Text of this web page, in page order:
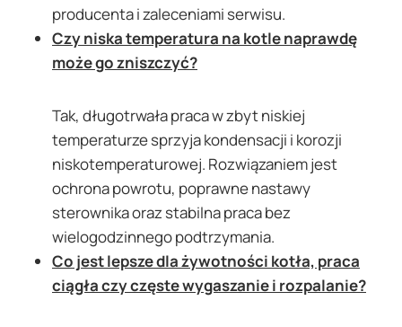
producenta i zaleceniami serwisu.
Czy niska temperatura na kotle naprawdę
może go zniszczyć?
Tak, długotrwała praca w zbyt niskiej
temperaturze sprzyja kondensacji i korozji
niskotemperaturowej. Rozwiązaniem jest
ochrona powrotu, poprawne nastawy
sterownika oraz stabilna praca bez
wielogodzinnego podtrzymania.
Co jest lepsze dla żywotności kotła, praca
ciągła czy częste wygaszanie i rozpalanie?